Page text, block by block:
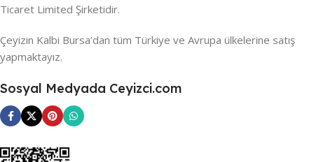
Ticaret Limited Şirketidir.
Çeyizin Kalbi Bursa’dan tüm Türkiye ve Avrupa ülkelerine satış
yapmaktayız.
Sosyal Medyada Ceyizci.com